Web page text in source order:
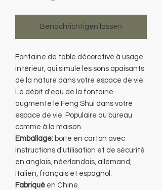
Benachrichtigen lassen
Fontaine de table décorative à usage
intérieur, qui simule les sons apaisants
de la nature dans votre espace de vie.
Le débit d'eau de la fontaine
augmente le Feng Shui dans votre
espace de vie. Populaire au bureau
comme à la maison.
Emballage: boîte en carton avec
instructions d'utilisation et de sécurité
en anglais, néerlandais, allemand,
italien, français et espagnol.
Fabriqué en Chine.